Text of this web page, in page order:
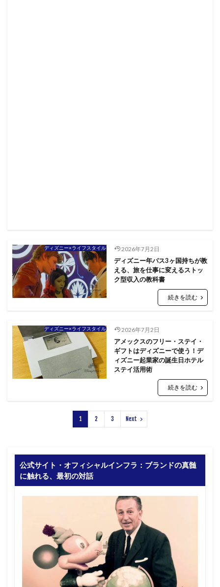
ディズニー×ライフスタイル 2026年7月2日
ディズニー年パス3ヶ国持ちが教
える、旅を仕事に変えるストッ
ク型収入の教科書
続きを読む
ディズニー×ライフスタイル 2026年7月2日
アメックスのフリー・ステイ・
ギフトはディズニーで使う！デ
ィズニー起業家の誕生日ホテル
ステイ活用術
続きを読む
1 2 3 Next
公式サイト・オフィシャルインフラ：ブランドの真髄
に触れる、最初の対話